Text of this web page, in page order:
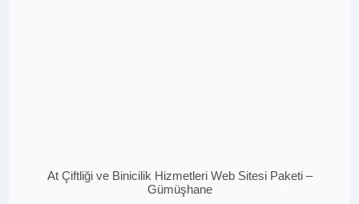
At Çiftliği ve Binicilik Hizmetleri Web Sitesi Paketi –
Gümüşhane